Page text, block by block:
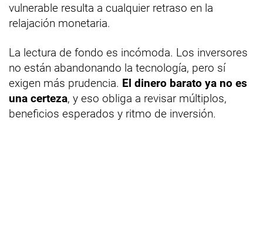
vulnerable resulta a cualquier retraso en la
relajación monetaria.
La lectura de fondo es incómoda. Los inversores
no están abandonando la tecnología, pero sí
exigen más prudencia. El dinero barato ya no es
una certeza, y eso obliga a revisar múltiplos,
beneficios esperados y ritmo de inversión.